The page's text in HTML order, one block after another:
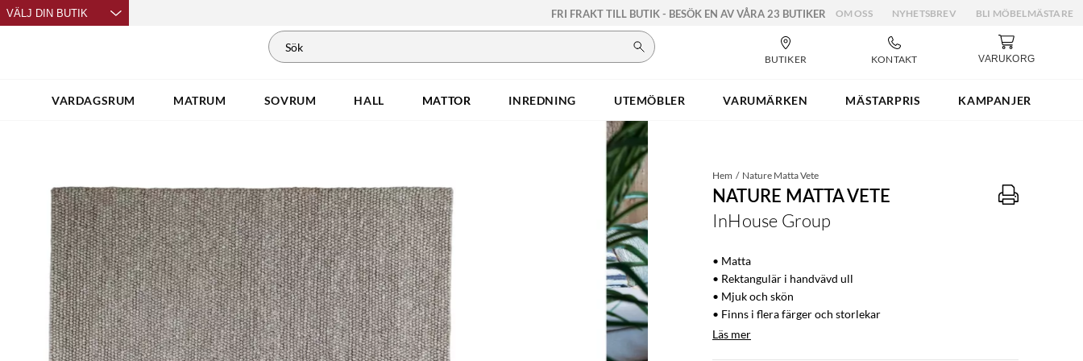
VÄLJ DIN BUTIK FRI FRAKT TILL BUTIK - BESÖK EN AV VÅRA 23 BUTIKER OM OSS NYHETSBREV BLI MÖBELMÄSTARE
BUTIKER KONTAKT VARUKORG
VARDAGSRUM MATRUM SOVRUM HALL MATTOR INREDNING UTEMÖBLER VARUMÄRKEN MÄSTARPRIS KAMPANJER
Hem Nature Matta Vete
NATURE MATTA VETE
InHouse Group
• Matta
• Rektangulär i handvävd ull
• Mjuk och skön
• Finns i flera färger och storlekar
Läs mer